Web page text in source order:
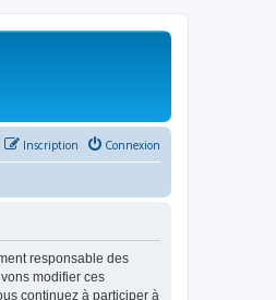
Connexion
Inscription
responsable des
modifier ces
continuez à participer à